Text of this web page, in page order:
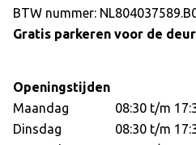
BTW nummer:
Gratis parkeren voor de deur
Openingstijden
Maandag
08:30 t/m
Dinsdag
08:30 t/m